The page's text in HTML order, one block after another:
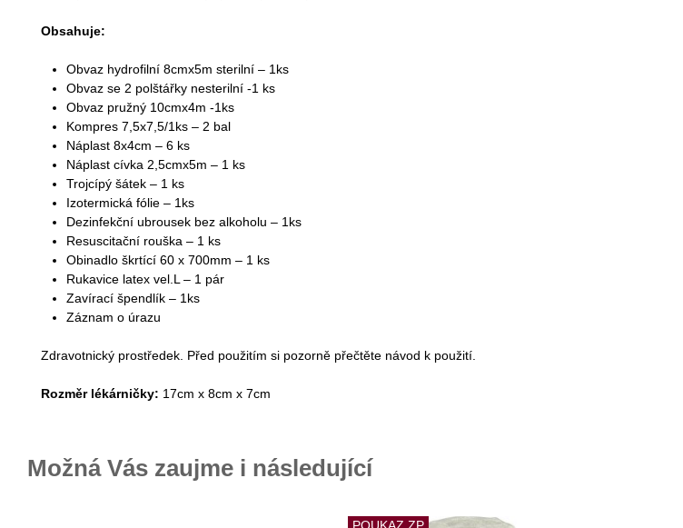
Obsahuje:
Obvaz hydrofilní 8cmx5m sterilní – 1ks
Obvaz se 2 polštářky nesterilní -1 ks
Obvaz pružný 10cmx4m -1ks
Kompres 7,5x7,5/1ks – 2 bal
Náplast 8x4cm – 6 ks
Náplast cívka 2,5cmx5m – 1 ks
Trojcípý šátek – 1 ks
Izotermická fólie – 1ks
Dezinfekční ubrousek bez alkoholu – 1ks
Resuscitační rouška – 1 ks
Obinadlo škrtící 60 x 700mm – 1 ks
Rukavice latex vel.L – 1 pár
Zavírací špendlík – 1ks
Záznam o úrazu
Zdravotnický prostředek. Před použitím si pozorně přečtěte návod k použití.
Rozměr lékárničky: 17cm x 8cm x 7cm
Možná Vás zaujme i následující